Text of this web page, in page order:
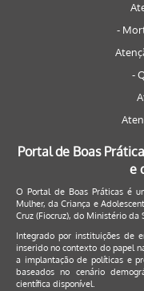
-
-
Portal de Boas
e
O Portal de Boas Práticas é
Mulher, da Criança e
Cruz (Fiocruz), do Ministério da
Integrado por instituições de
inserido no contexto do papel
a implantação de políticas e
baseados no cenário
científica disponível.